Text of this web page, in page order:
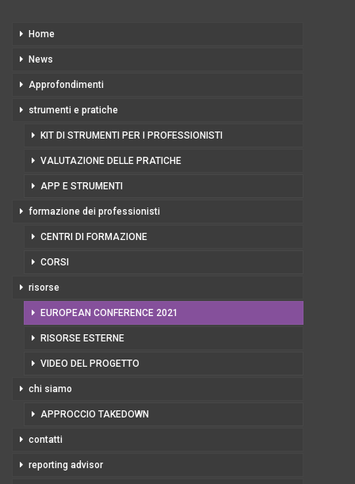
Home
News
Approfondimenti
strumenti e pratiche
KIT DI STRUMENTI PER I PROFESSIONISTI
VALUTAZIONE DELLE PRATICHE
APP E STRUMENTI
formazione dei professionisti
CENTRI DI FORMAZIONE
CORSI
risorse
EUROPEAN CONFERENCE 2021
RISORSE ESTERNE
VIDEO DEL PROGETTO
chi siamo
APPROCCIO TAKEDOWN
contatti
reporting advisor